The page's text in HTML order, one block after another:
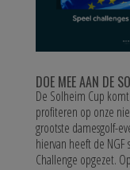
DOE MEE AAN DE
De Solheim Cup
profiteren op onze
grootste damesgolf-
hiervan heeft de
Challenge opgezet.